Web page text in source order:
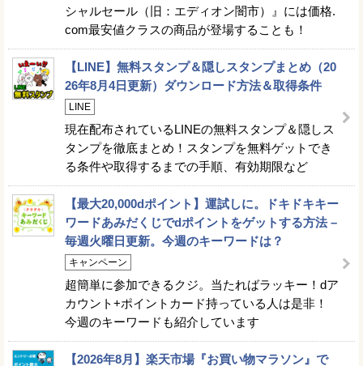
シャルセール（旧：エディオン闇市）』には価格.
com最安値クラスの商品が登場することも！
【LINE】無料スタンプ＆隠しスタンプまとめ（20
26年8月4日更新）ダウンロード方法＆取得条件
LINE
現在配布されているLINEの無料スタンプ＆隠しス
タンプを徹底まとめ！スタンプを無料ゲットでき
る条件や取得するまでの手順、有効期限など
【最大20,000dポイント】運試しに。ドキドキキー
ワードあみだくじでdポイントをゲットする方法 –
毎週火曜日更新。今週のキーワードは？
キャンペーン
超簡単に参加できるクジ。当たればラッキー！dア
カウント+ポイントカード持っている人は是非！
今週のキーワードも紹介しています
【2026年8月】楽天市場『お買い物マラソン』で